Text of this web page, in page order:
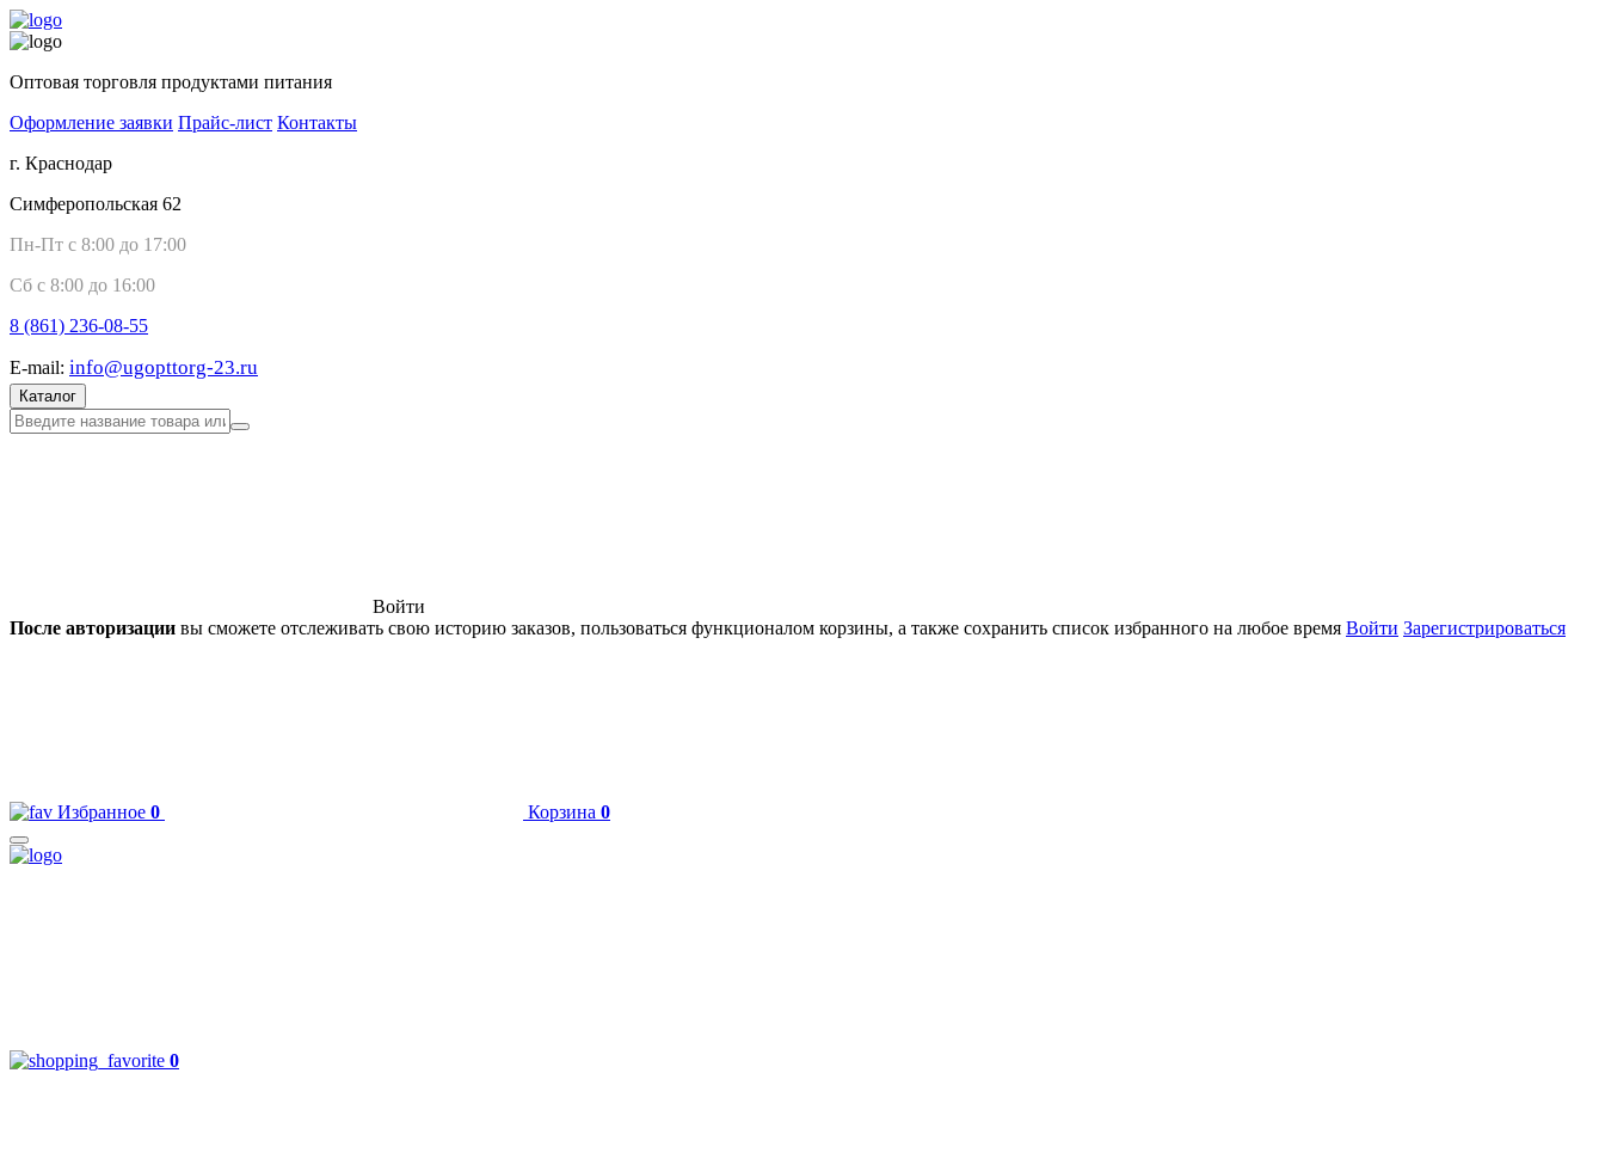
Оптовая торговля продуктами питания
Оформление заявки Прайс-лист Контакты
г. Краснодар
Симферопольская 62
Пн-Пт с 8:00 до 17:00
Сб с 8:00 до 16:00
8 (861) 236-08-55
E-mail: info@ugopttorg-23.ru
Каталог
Войти
После авторизации вы сможете отслеживать свою историю заказов, пользоваться функционалом корзины, а также сохранить список избранного на любое время Войти Зарегистрироваться
Избранное 0 Корзина 0
0